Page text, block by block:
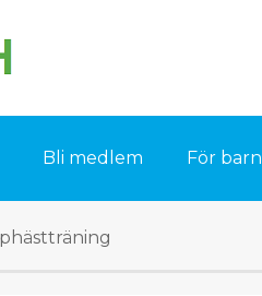
Bli medlem För barn